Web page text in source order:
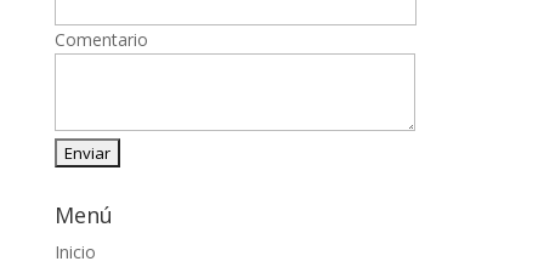
Comentario
Menú
Inicio